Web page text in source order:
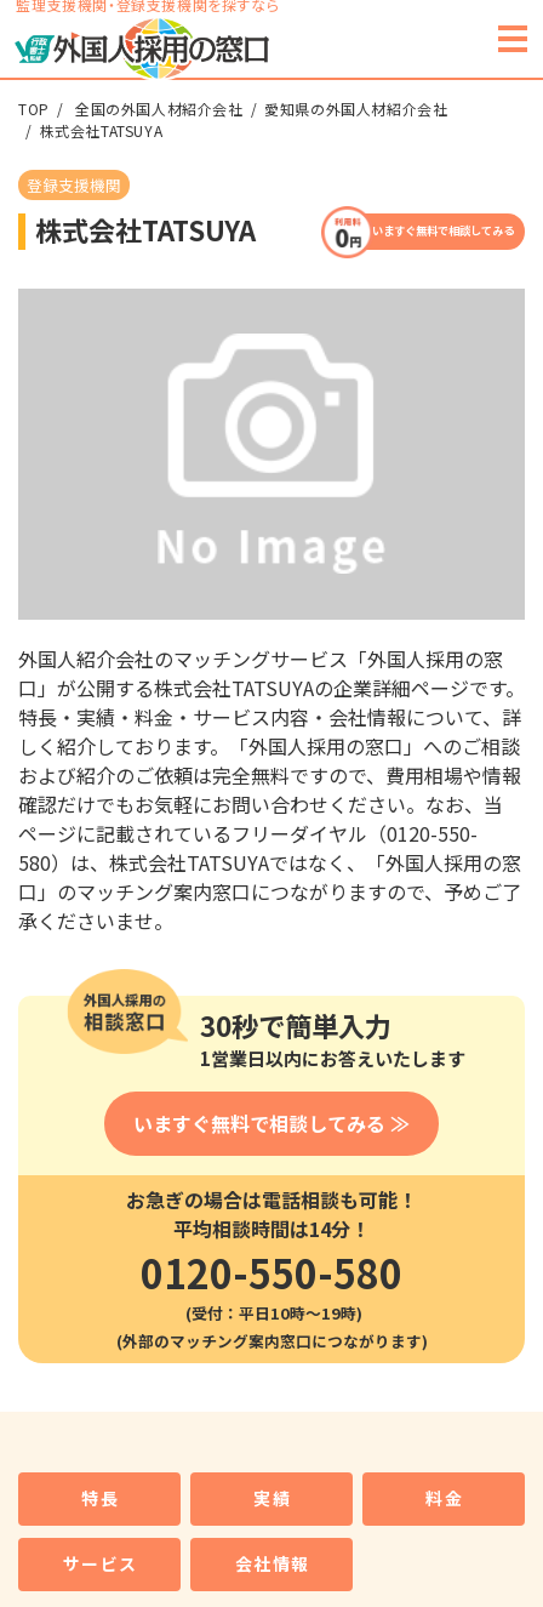
監理支援機関・登録支援機関を探すなら
TOP 全国の外国人材紹介会社
愛知県の外国人材紹介会社
株式会社TATSUYA
登録支援機関
株式会社TATSUYA いますぐ無料で相談してみる
外国人紹介会社のマッチングサービス「外国人採用の窓
口」が公開する株式会社TATSUYAの企業詳細ページです。
特長・実績・料金・サービス内容・会社情報について、詳
しく紹介しております。「外国人採用の窓口」へのご相談
および紹介のご依頼は完全無料ですので、費用相場や情報
確認だけでもお気軽にお問い合わせください。なお、当
ページに記載されているフリーダイヤル（0120-550-
580）は、株式会社TATSUYAではなく、「外国人採用の窓
口」のマッチング案内窓口につながりますので、予めご了
承くださいませ。
30秒で簡単入力
1営業日以内にお答えいたします
いますぐ無料で相談してみる ≫
お急ぎの場合は電話相談も可能！
平均相談時間は14分！
0120-550-580
(受付：平日10時〜19時)
特長 実績 料金
サービス 会社情報